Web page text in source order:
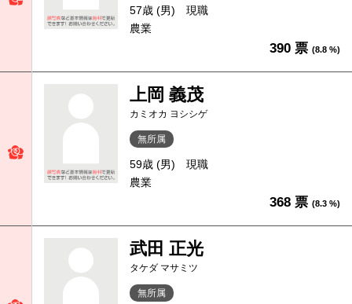
57歳 (男)
現職
農業
390 票 (8.8 %)
上岡 義茂
カミオカ ヨシシゲ
無所属
59歳 (男)
現職
農業
368 票 (8.3 %)
武田 正光
タケダ マサミツ
無所属